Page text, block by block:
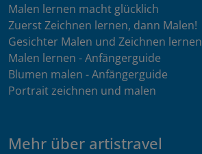
Malen lernen macht glücklich
Zuerst Zeichnen lernen, dann Malen!
Gesichter Malen und Zeichnen lernen
Malen lernen - Anfängerguide
Blumen malen - Anfängerguide
Portrait zeichnen und malen
Mehr über artistravel